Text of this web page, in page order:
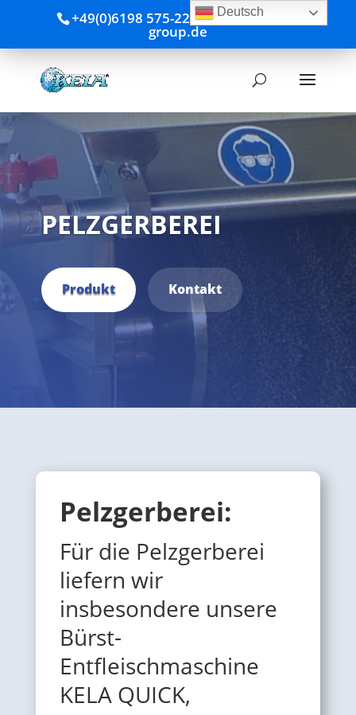
+49(0)6198 575-220 info@kela-
group.de
PELZGERBEREI
Produkt Kontakt
Pelzgerberei:
Für die Pelzgerberei
liefern wir
insbesondere unsere
Bürst-
Entfleischmaschine
KELA QUICK,
Deutsch